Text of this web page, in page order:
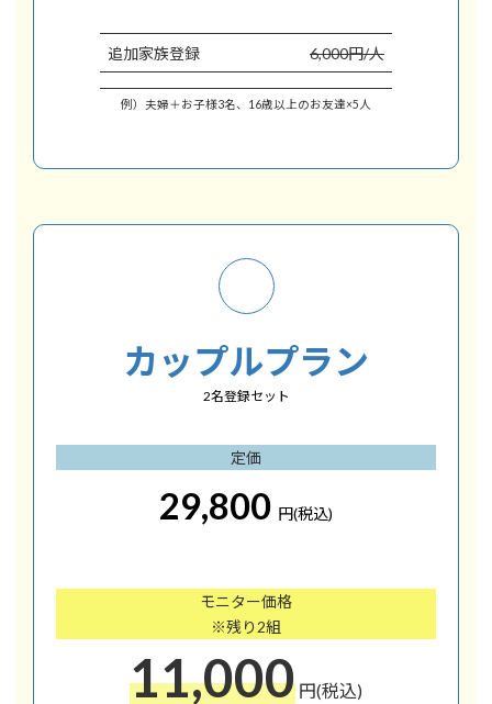
追加家族登録 6,000円/人
例）夫婦＋お子様3名、16歳以上のお友達×5人
カップルプラン
2名登録セット
定価
29,800 円(税込)
モニター価格
※残り2組
11,000 円(税込)